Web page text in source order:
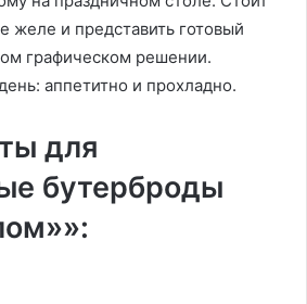
желе и представить готовый
графическом решении.
аппетитно и прохладно.
для
бутерброды